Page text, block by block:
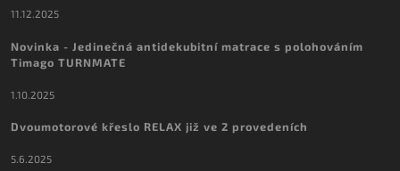
11.12.2025
Novinka - Jedinečná antidekubitní matrace s polohováním
Timago TURNMATE
1.10.2025
Dvoumotorové křeslo RELAX již ve 2 provedeních
5.6.2025